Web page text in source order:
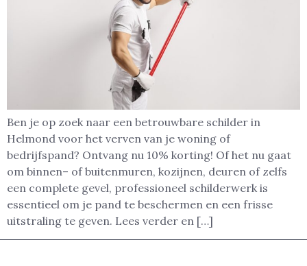
Ben je op zoek naar een betrouwbare schilder in
Helmond voor het verven van je woning of
bedrijfspand? Ontvang nu 10% korting! Of het nu gaat
om binnen– of buitenmuren, kozijnen, deuren of zelfs
een complete gevel, professioneel schilderwerk is
essentieel om je pand te beschermen en een frisse
uitstraling te geven. Lees verder en […]